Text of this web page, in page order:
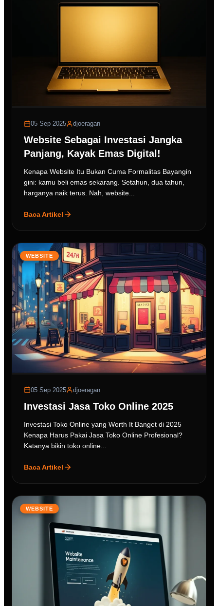
05 Sep 2025 djoeragan
Website Sebagai Investasi Jangka
Panjang, Kayak Emas Digital!
Kenapa Website Itu Bukan Cuma Formalitas Bayangin
gini: kamu beli emas sekarang. Setahun, dua tahun,
harganya naik terus. Nah, website...
Baca Artikel
WEBSITE
05 Sep 2025 djoeragan
Investasi Jasa Toko Online 2025
Investasi Toko Online yang Worth It Banget di 2025
Kenapa Harus Pakai Jasa Toko Online Profesional?
Katanya bikin toko online...
Baca Artikel
WEBSITE